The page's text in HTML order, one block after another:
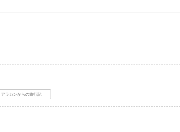
アラカンからの旅行記